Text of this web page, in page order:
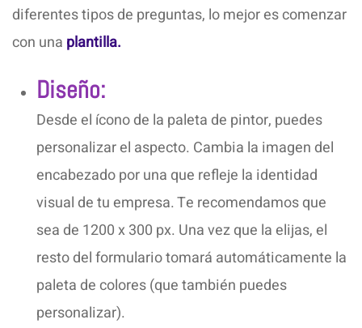
diferentes tipos de preguntas, lo mejor es comenzar
con una plantilla.
Diseño:
Desde el ícono de la paleta de pintor, puedes
personalizar el aspecto. Cambia la imagen del
encabezado por una que refleje la identidad
visual de tu empresa. Te recomendamos que
sea de 1200 x 300 px. Una vez que la elijas, el
resto del formulario tomará automáticamente la
paleta de colores (que también puedes
personalizar).